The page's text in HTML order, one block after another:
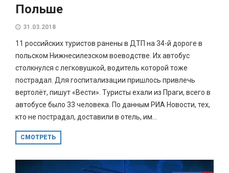
Польше
31.03.2018
11 российских туристов ранены в ДТП на 34-й дороге в
польском Нижнесилезском воеводстве. Их автобус
столкнулся с легковушкой, водитель которой тоже
пострадал. Для госпитализации пришлось привлечь
вертолёт, пишут «Вести». Туристы ехали из Праги, всего в
автобусе было 33 человека. По данным РИА Новости, тех,
кто не пострадал, доставили в отель, им...
СМОТРЕТЬ